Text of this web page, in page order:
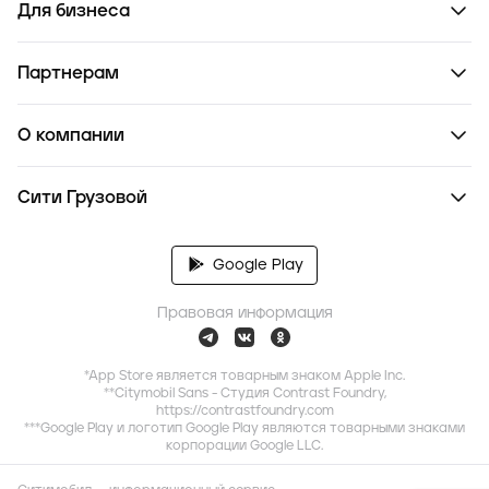
Для бизнеса
Партнерам
О компании
Сити Грузовой
Google Play
Правовая информация
*App Store является товарным знаком Apple Inc.
**Citymobil Sans - Студия Contrast Foundry,
https://contrastfoundry.com
***Google Play и логотип Google Play являются товарными знаками
корпорации Google LLC.